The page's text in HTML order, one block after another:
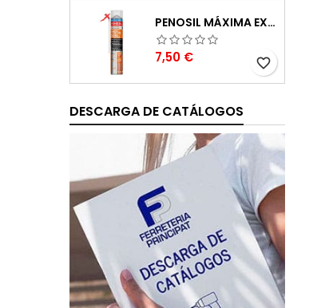
PENOSIL MÁXIMA EXPANSIÓN ESPUMA DE POLIURETANO 750ML
Precio
7,50 € favorite_border
DESCARGA DE CATÁLOGOS